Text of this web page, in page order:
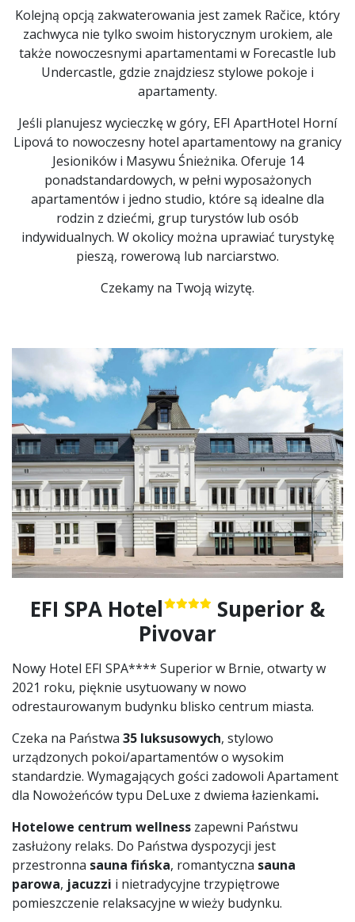
Kolejną opcją zakwaterowania jest zamek Račice, który
zachwyca nie tylko swoim historycznym urokiem, ale
także nowoczesnymi apartamentami w Forecastle lub
Undercastle, gdzie znajdziesz stylowe pokoje i
apartamenty.
Jeśli planujesz wycieczkę w góry, EFI ApartHotel Horní
Lipová to nowoczesny hotel apartamentowy na granicy
Jesioników i Masywu Śnieżnika. Oferuje 14
ponadstandardowych, w pełni wyposażonych
apartamentów i jedno studio, które są idealne dla
rodzin z dziećmi, grup turystów lub osób
indywidualnych. W okolicy można uprawiać turystykę
pieszą, rowerową lub narciarstwo.
Czekamy na Twoją wizytę.
EFI SPA Hotel
Superior &
Pivovar
Nowy Hotel EFI SPA**** Superior w Brnie, otwarty w
2021 roku, pięknie usytuowany w nowo
odrestaurowanym budynku blisko centrum miasta.
Czeka na Państwa 35 luksusowych, stylowo
urządzonych pokoi/apartamentów o wysokim
standardzie. Wymagających gości zadowoli Apartament
dla Nowożeńców typu DeLuxe z dwiema łazienkami.
Hotelowe centrum wellness zapewni Państwu
zasłużony relaks. Do Państwa dyspozycji jest
przestronna sauna fińska, romantyczna sauna
parowa, jacuzzi i nietradycyjne trzypiętrowe
pomieszczenie relaksacyjne w wieży budynku.